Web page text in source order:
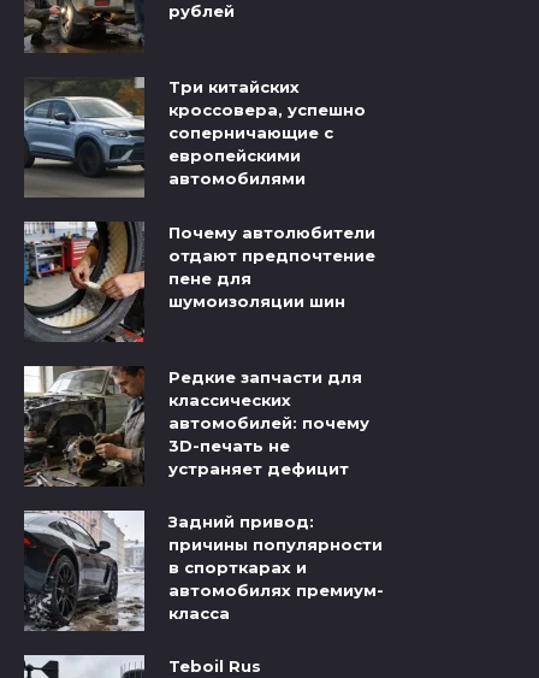
рублей
Три китайских
кроссовера, успешно
соперничающие с
европейскими
автомобилями
Почему автолюбители
отдают предпочтение
пене для
шумоизоляции шин
Редкие запчасти для
классических
автомобилей: почему
3D-печать не
устраняет дефицит
Задний привод:
причины популярности
в спорткарах и
автомобилях премиум-
класса
Teboil Rus